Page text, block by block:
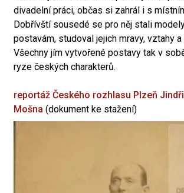
divadelní práci, občas si zahrál i s
Dobřívští sousedé se pro něj stali
postavám, studoval jejich mravy, vztahy a
Všechny jím vytvořené postavy tak v
ryze českých charakterů.
reportáž Českého rozhlasu Plzeň
Mošna (dokument ke stažení)